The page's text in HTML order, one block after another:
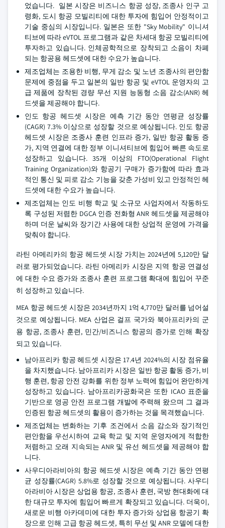
었습니다. 일본 시장은 비즈니스 항공 성장, 조종사 인구 고
령화, 도시 항공 모빌리티에 대한 투자에 힘입어 안정적이고
기술 중심의 시장입니다. 일본은 또한 "Sky Mobility" 이니셔
티브에 따라 eVTOL 프로그램과 같은 차세대 항공 모빌리티에
투자하고 있습니다. 인체공학적으로 장착되고 소음이 차폐
되는 항공용 헤드셋에 대한 수요가 높습니다.
제조업체는 조용한 비행, 무게 감소 및 노년 조종사의 편안함
문제에 중점을 두고 일본의 일반 항공 및 eVTOL 운영자의 고
급 제품에 장착된 경량 무선 지원 능동형 소음 감소(ANR) 헤
드셋을 제공해야 합니다.
인도 항공 헤드셋 시장은 예측 기간 동안 연평균 성장률
(CAGR) 7.3% 이상으로 성장할 것으로 예상됩니다. 인도 항공
헤드셋 시장은 조종사 훈련 인프라 증가, 일반 항공 활동 증
가, 지역 연결에 대한 정부 이니셔티브에 힘입어 빠른 속도로
성장하고 있습니다. 35개 이상의 FTO(Operational Flight
Training Organization)와 항공기 구매가 증가함에 따라 효과
적인 통신 및 피로 감소 기능을 갖춘 가성비 있고 안정적인 헤
드셋에 대한 수요가 높습니다.
제조업체는 인도 비행 학교 및 소규모 사업자에서 작동하도
록 구성된 저렴한 DGCA 인증 전화형 ANR 헤드셋을 제공해야
하며 더운 날씨와 장기간 사용에 대한 상업적 운영에 가격을
맞춰야 합니다.
라틴 아메리카의 항공 헤드셋 시장 가치는 2024년에 5,120만 달
러로 평가되었습니다. 라틴 아메리카 시장은 지역 항공 연결성
에 대한 수요 증가와 조종사 훈련 프로그램 확대에 힘입어 꾸준
히 성장하고 있습니다.
MEA 항공 헤드셋 시장은 2034년까지 1억 4,770만 달러를 넘어설
것으로 예상됩니다. MEA 산업은 걸프 국가와 북아프리카의 군
용 항공, 조종사 훈련, 민간/비즈니스 항공의 증가로 인해 확장
되고 있습니다.
남아프리카 항공 헤드셋 시장은 17.4년 2024%의 시장 점유율
을 차지했습니다. 남아프리카 시장은 일반 항공 활동 증가, 비
행 훈련, 항공 안전 강화를 위한 정부 노력에 힘입어 완만하게
성장하고 있습니다. 남아프리카공화국은 또한 ICAO 표준을
기반으로 영공 안전 프로그램 개발에 주력해 왔으며 그 결과
인증된 항공 헤드셋의 활용이 증가하는 것을 목격했습니다.
제조업체는 변화하는 기후 조건에서 소음 감소와 장기적인
편안함을 우선시하여 교육 학교 및 지역 운영자에게 적합한
저렴하고 오래 지속되는 ANR 및 유선 헤드셋을 제공해야 합
니다.
사우디아라비아의 항공 헤드셋 시장은 예측 기간 동안 연평
균 성장률(CAGR) 5.8%로 성장할 것으로 예상됩니다. 사우디
아라비아 시장은 상업용 항공, 조종사 훈련, 국방 현대화에 대
한 대규모 투자에 힘입어 빠르게 확장되고 있습니다. 더욱이,
새로운 비행 아카데미에 대한 투자 증가와 상업용 항공기 확
장으로 인해 고급 항공 헤드셋, 특히 무선 및 ANR 모델에 대한